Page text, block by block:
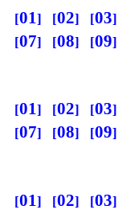
01 02 03
07
08 09
01 02 03
07
08 09
01 02 03